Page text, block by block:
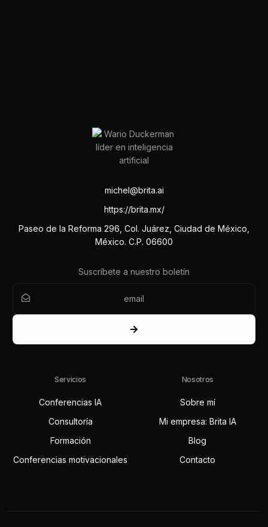
michel@brita.ai
https://brita.mx/
Paseo de la Reforma 296, Col. Juárez, Ciudad de México,
México. C.P. 06600
Suscríbete a nuestro boletín
Servicios
Conferencias IA
Consultoría
Formación
Conferencias motivacionales
Nosotros
Sobre mí
Mi empresa: Brita IA
Blog
Contacto